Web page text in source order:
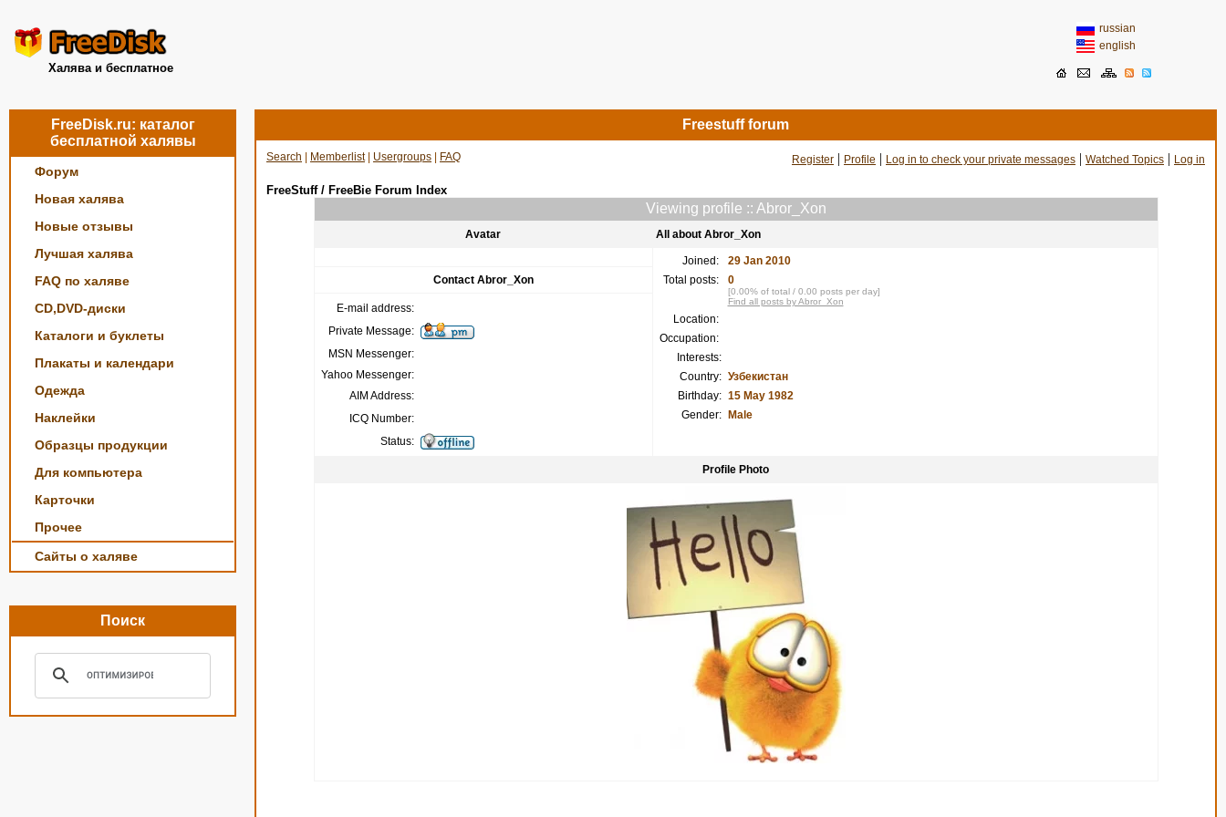
Халява и бесплатное
russian
english
FreeDisk.ru: каталог
бесплатной халявы
Форум
Новая халява
Новые отзывы
Лучшая халява
FAQ по халяве
CD,DVD-диски
Каталоги и буклеты
Плакаты и календари
Одежда
Наклейки
Образцы продукции
Для компьютера
Карточки
Прочее
Сайты о халяве
Поиск
Freestuff forum
Search Memberlist| Usergroups FAQ Register | Profile | Log in to check your private messages | Watched Topics | Log in
FreeStuff / FreeBie Forum Index
Viewing profile :: Abror_Xon
Avatar All about Abror_Xon
Joined:
29 Jan 2010
Total posts:
0
[0.00% of total / 0.00 posts per day]
Find all posts by Abror_Xon
Location:
Occupation:
Interests:
Country: Узбекистан
Birthday: 15 May 1982
Gender:
Male
Contact Abror_Xon
E-mail address:
Private Message:
MSN Messenger:
Yahoo Messenger:
AIM Address:
ICQ Number:
Status:
Profile Photo